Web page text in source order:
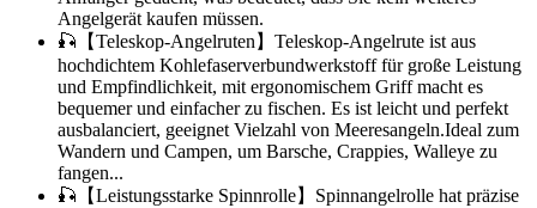
Angelgerät kaufen müssen.
🎣【Teleskop-Angelruten】Teleskop-Angelrute ist aus
hochdichtem Kohlefaserverbundwerkstoff für große Leistung
und Empfindlichkeit, mit ergonomischem Griff macht es
bequemer und einfacher zu fischen. Es ist leicht und perfekt
ausbalanciert, geeignet Vielzahl von Meeresangeln.Ideal zum
Wandern und Campen, um Barsche, Crappies, Walleye zu
fangen...
🎣【Leistungsstarke Spinnrolle】Spinnangelrolle hat präzise